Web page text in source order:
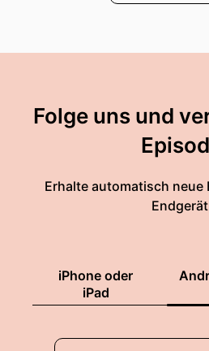
Folge uns und
Erhalte automatisch neue
iPhone oder
iPad